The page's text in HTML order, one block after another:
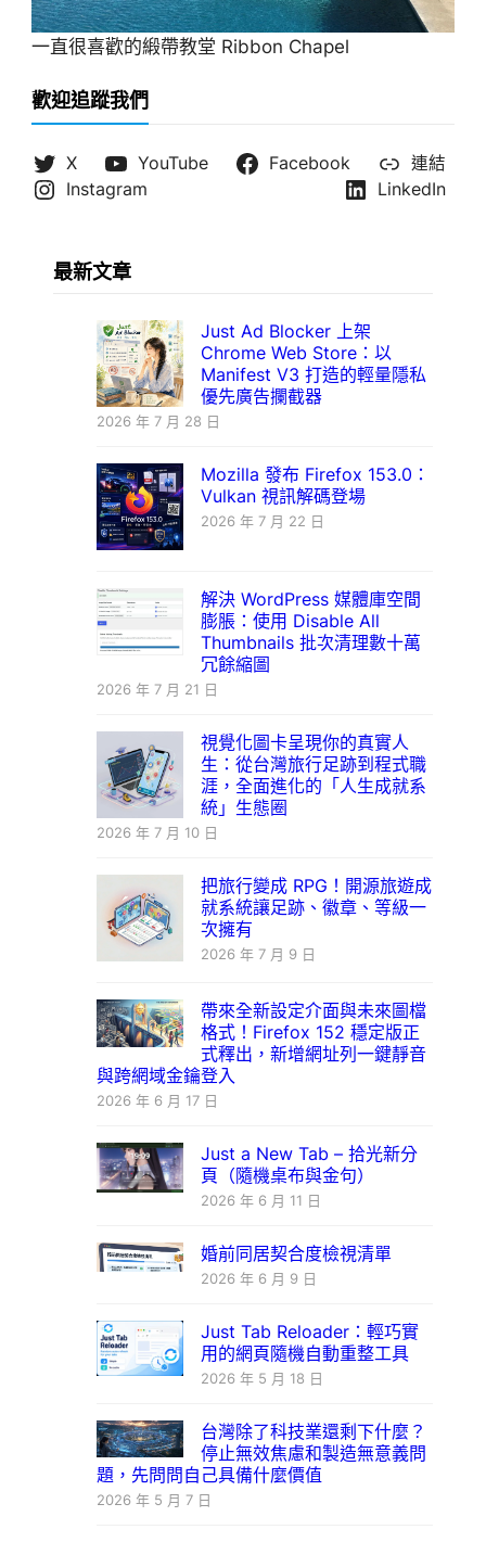
一直很喜歡的緞帶教堂 Ribbon Chapel
歡迎追蹤我們
X YouTube Facebook
連結
Instagram
LinkedIn
最新文章
Just Ad Blocker 上架
Chrome Web Store：以
Manifest V3 打造的輕量隱私
優先廣告攔截器
2026 年 7 月 28 日
Mozilla 發布 Firefox 153.0：
Vulkan 視訊解碼登場
2026 年 7 月 22 日
解決 WordPress 媒體庫空間
膨脹：使用 Disable All
Thumbnails 批次清理數十萬
冗餘縮圖
2026 年 7 月 21 日
視覺化圖卡呈現你的真實人
生：從台灣旅行足跡到程式職
涯，全面進化的「人生成就系
統」生態圈
2026 年 7 月 10 日
把旅行變成 RPG！開源旅遊成
就系統讓足跡、徽章、等級一
次擁有
2026 年 7 月 9 日
帶來全新設定介面與未來圖檔
格式！Firefox 152 穩定版正
式釋出，新增網址列一鍵靜音
與跨網域金鑰登入
2026 年 6 月 17 日
Just a New Tab – 拾光新分
頁（隨機桌布與金句）
2026 年 6 月 11 日
婚前同居契合度檢視清單
2026 年 6 月 9 日
Just Tab Reloader：輕巧實
用的網頁隨機自動重整工具
2026 年 5 月 18 日
台灣除了科技業還剩下什麼？
停止無效焦慮和製造無意義問
題，先問問自己具備什麼價值
2026 年 5 月 7 日